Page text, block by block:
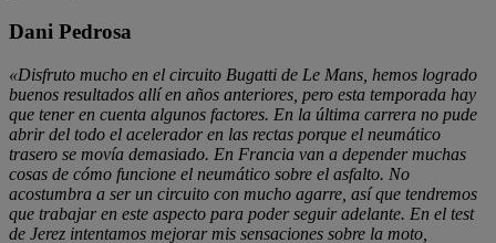
Dani Pedrosa
«Disfruto mucho en el circuito Bugatti de Le Mans, hemos logrado
buenos resultados allí en años anteriores, pero esta temporada hay
que tener en cuenta algunos factores. En la última carrera no pude
abrir del todo el acelerador en las rectas porque el neumático
trasero se movía demasiado. En Francia van a depender muchas
cosas de cómo funcione el neumático sobre el asfalto. No
acostumbra a ser un circuito con mucho agarre, así que tendremos
que trabajar en este aspecto para poder seguir adelante. En el test
de Jerez intentamos mejorar mis sensaciones sobre la moto,